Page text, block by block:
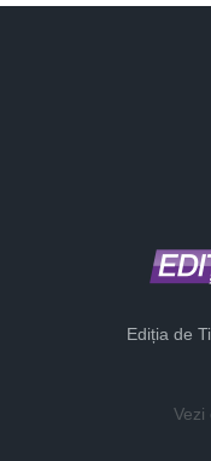
Ediția de
Vezi